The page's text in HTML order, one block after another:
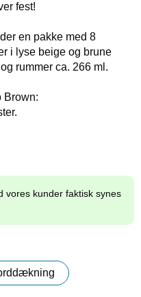
fest!
en pakke med 8
i lyse beige og brune
rummer ca. 266 ml.
Brown:
vores kunder faktisk synes